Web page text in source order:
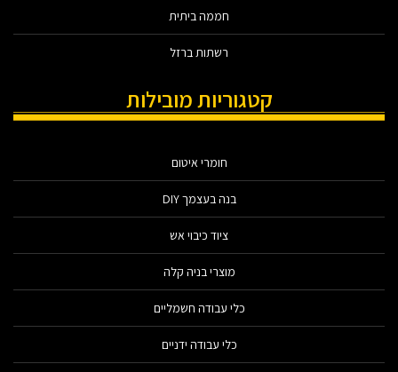
חממה ביתית
רשתות ברזל
קטגוריות מובילות
חומרי איטום
בנה בעצמך DIY
ציוד כיבוי אש
מוצרי בניה קלה
כלי עבודה חשמליים
כלי עבודה ידניים